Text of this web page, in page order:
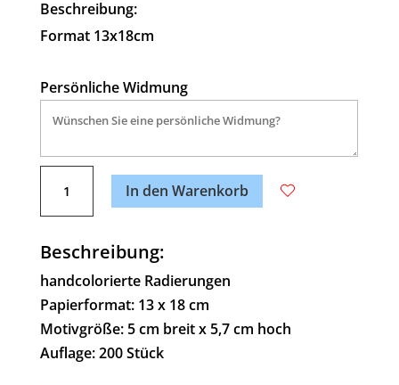
Beschreibung:
Format 13x18cm
Persönliche Widmung
Taucher
In den Warenkorb
A
r
n
a
t
i
Beschreibung:
handcolorierte Radierungen
Papierformat: 13 x 18 cm
Motivgröße: 5 cm breit x 5,7 cm hoch
Auflage: 200 Stück